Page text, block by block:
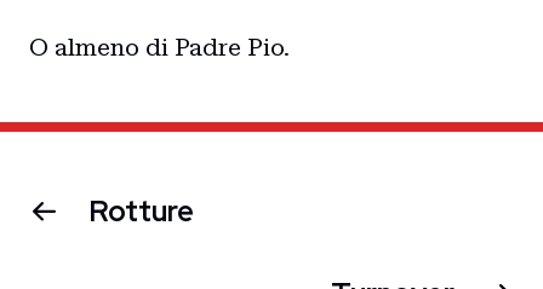
O almeno di Padre Pio.
Rotture